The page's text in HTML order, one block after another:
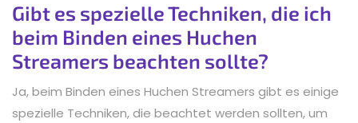
Gibt es spezielle Techniken, die ich
beim Binden eines Huchen
Streamers beachten sollte?
Ja, beim Binden eines Huchen Streamers gibt es einige
spezielle Techniken, die beachtet werden sollten, um